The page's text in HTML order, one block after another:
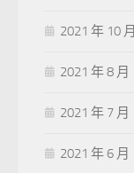
2021 年 10 月
2021 年 8 月
2021 年 7 月
2021 年 6 月